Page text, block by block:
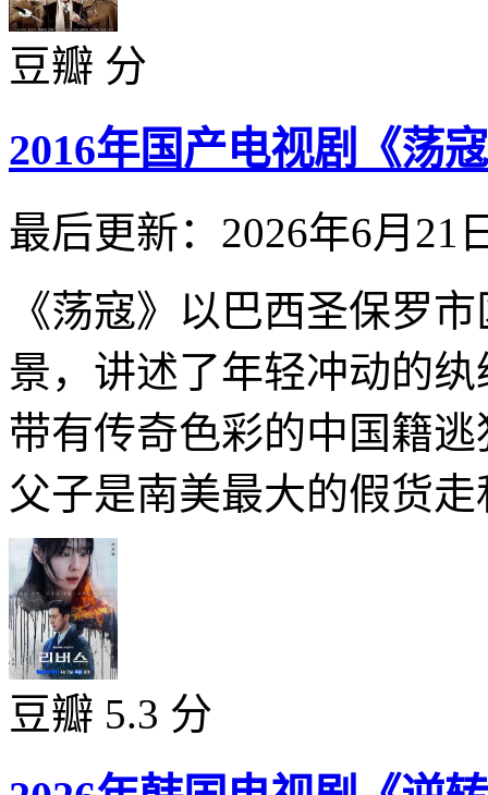
豆瓣 分
2016年国产电视剧《荡
最后更新：2026年6月21
《荡寇》以巴西圣保罗
景，讲述了年轻冲动的
带有传奇色彩的中国籍
父子是南美最大的假货
豆瓣 5.3 分